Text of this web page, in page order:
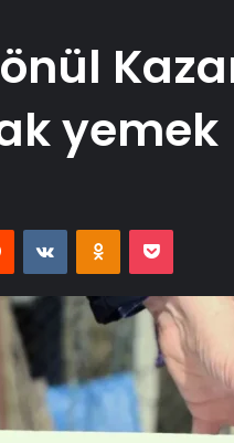
yemek
Reddit VKontakteOdnoklassniki
Pocket